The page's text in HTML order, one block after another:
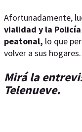
Afortunadamente,
vialidad y la
peatonal, lo que
volver a sus hogares.
Mirá la
Telenueve.